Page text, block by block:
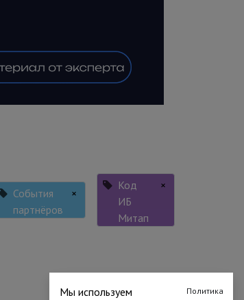
События
партнёров
×
Код
ИБ
Митап
×
Мы используем
Политика